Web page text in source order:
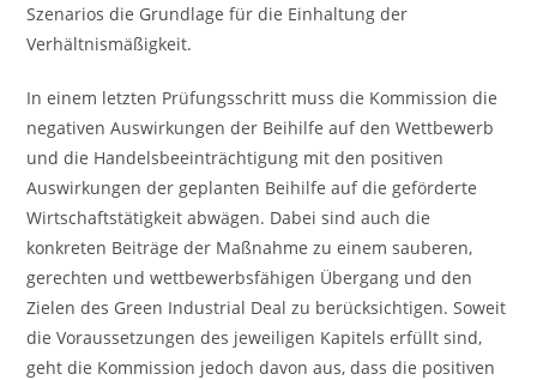
Szenarios die Grundlage für die Einhaltung der
Verhältnismäßigkeit.
In einem letzten Prüfungsschritt muss die Kommission die
negativen Auswirkungen der Beihilfe auf den Wettbewerb
und die Handelsbeeinträchtigung mit den positiven
Auswirkungen der geplanten Beihilfe auf die geförderte
Wirtschaftstätigkeit abwägen. Dabei sind auch die
konkreten Beiträge der Maßnahme zu einem sauberen,
gerechten und wettbewerbsfähigen Übergang und den
Zielen des Green Industrial Deal zu berücksichtigen. Soweit
die Voraussetzungen des jeweiligen Kapitels erfüllt sind,
geht die Kommission jedoch davon aus, dass die positiven